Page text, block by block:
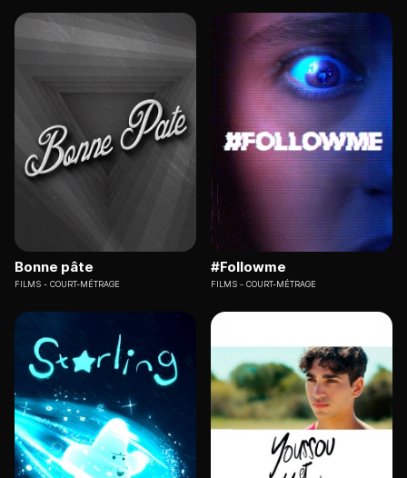
Bonne pâte
FILMS COURT-MÉTRAGE
#Followme
FILMS COURT-MÉTRAGE